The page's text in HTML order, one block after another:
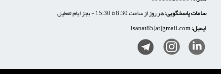
ساعات پاسخگویی:هر روز از ساعت 8:30 تا 15:30 - بجز ایام تعطیل
ایمیل: